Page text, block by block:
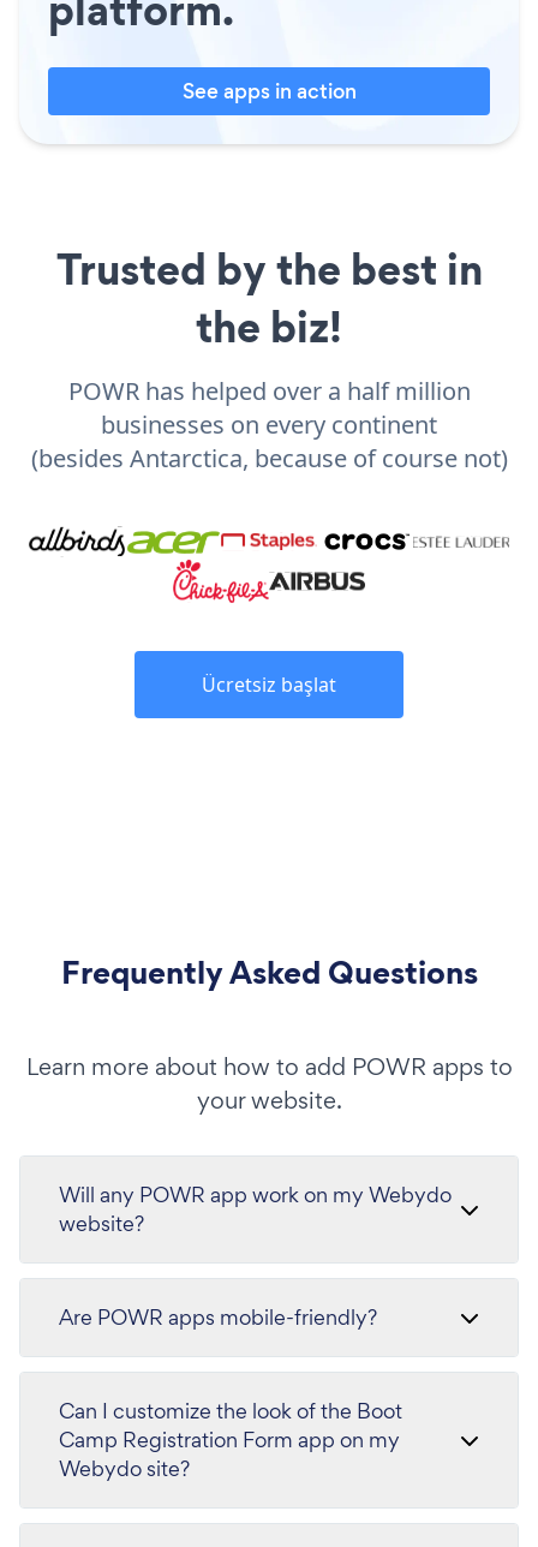
See apps in action
Trusted by the best in
the biz!
POWR has helped over a half million
businesses on every continent
(besides Antarctica, because of course not)
Ücretsiz başlat
Frequently Asked Questions
Learn more about how to add POWR apps to
your website.
Will any POWR app work on my Webydo
website?
Are POWR apps mobile-friendly?
Can I customize the look of the Boot
Camp Registration Form app on my
Webydo site?